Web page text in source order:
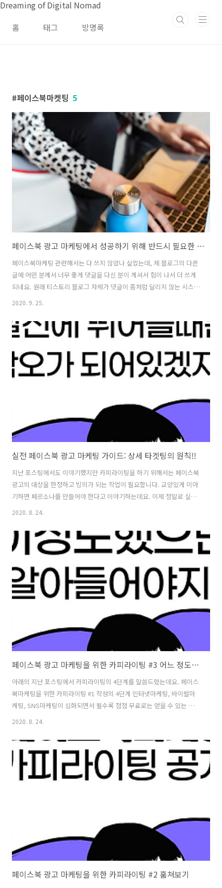
본문 바로가기
Dreaming of Digital Nomad
홈
태그 방명록
페이스북마켓팅 5
페이스북 광고 마케팅에서 성공하기 위해 반드시 필요한 세가지 경험!!
페이스북마케팅 관련해서는 다 쓰지 않았나 싶었는데, 제 블로그의 다른
글에 어떤 분께서 너무 좋게 댓글을 다신 분이 계셔서 힘이 나서 더 쓰게
되네요. 원래 티스토리 블로그 자체가 댓글이 좀처럼 달리지 않는 시스템
으로 알고 있는데 말이죠. 그래서 제가 유료강의에서 얻은 정보와 경험으
마친 뒤에 페이스북 광고를 해보신 분들이라면 기술적인 방법들에 대한
내용은 충분히 아셨으리라고 생각이 됩니다. 사실 그런 방법적인 내용들
만 그런걸 소개하는 블로그는 많은데 비해서 이렇게 경험적인 지식을 알
려주는 블로그는 별로 없는 걸로 알고 있습니다. 저는 역시나 또 길을 알
2020. 9. 25.
실전 페이스북 광고 마케팅 가이드: 상세 타겟팅의 원칙!!
지난 포스팅에서도 이야기했지만 카피라이팅을 하기 위해서는 페이스북
광고의 대상을 한정하고 빙의가 되는 작업이 필요합니다. 교양있게 이야
기하면 페르소나를 만들어야 한다고 이야기하는데요. 이제 정말로 실전
으로 뛰어들기로 했다고 하면 그동안의 양심을 버리고 때로는 게임을 좋
교육열에 불타는 중년여성이 되었다가, 낚시를 좋아하는 중장년 남성이
되었다가 해야합니다. 페르소나는 왠지 이상적이고 추상적인 느낌이 나
는데요. 실전에서는 아예 자신의 본질을 망각하고 카피라이팅을 작성해
야합니다. 10대 청소년들을 상대로 그들이 구사하는 언어를 활용해가며
동질감을 갖게 하는 것은 그나마 쉬울 수도 있겠으나, 맘카페 회원인 것
처럼 행동하는 것은 어려울 수도 ..
2020. 8. 24.
페이스북 광고 마케팅을 위한 카피라이팅 #3 어느 정도까지 성공해야 할까?
아래의 지난 포스팅에서 카피라이팅의 4단계를 말씀드렸는데요. 페이스
북마케팅을 위한 카피라이팅 #1 작성의 4단계 인터넷마케팅, 바이럴마
케팅, SNS마케팅이 심화되면서 될수록 점점 무료로는 얻을 수 있는 정보
가 없어지는데요. 요즘은 크몽, 탈잉과 같은 전자책 수입이 디지털노마드
각하는 가장 중요한 것은 바로 4단계입니다. 피드백... 그리고 끊임없는
카피라이팅의 수정만이 효과적인 결과를 만들어낼 수 있겠지요. 그렇다
면 그 카피라이팅이 수정해야되는 것인지 그냥 포기해야하는 것인지는
어떻게 판단해야 할까요? 보통은 도달 또는 노출이 300 정도가 되는 시
2020. 8. 24.
페이스북 광고 마케팅을 위한 카피라이팅 #2 훔쳐보기